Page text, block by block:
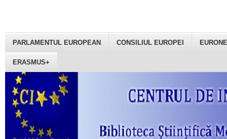
PARLAMENTUL EUROPEAN CONSILIUL EUROPEI
ERASMUS+